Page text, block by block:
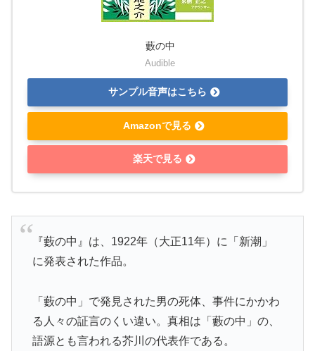
藪の中
Audible
サンプル音声はこちら
Amazonで見る
楽天で見る
『藪の中』は、1922年（大正11年）に「新潮」
に発表された作品。
「藪の中」で発見された男の死体、事件にかかわ
る人々の証言のくい違い。真相は「藪の中」の、
語源とも言われる芥川の代表作である。